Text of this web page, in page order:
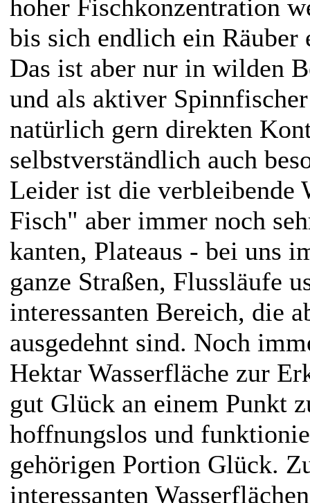
hoher Fischkonzentration
bis sich endlich ein Räuber
Das ist aber nur in wilden
und als aktiver
natürlich gern direkten
selbstverständlich auch
Leider ist die verbleibende
Fisch" aber immer noch
kanten, Plateaus - bei uns
ganze Straßen, Flussläufe
interessanten Bereich, die
ausgedehnt sind. Noch
Hektar Wasserfläche zur
gut Glück an einem Punkt
hoffnungslos und
gehörigen Portion Glück.
interessanten